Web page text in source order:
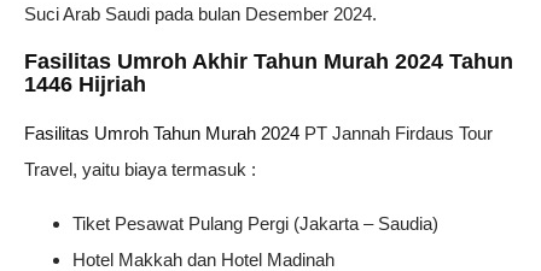
Suci Arab Saudi pada bulan Desember 2024.
Fasilitas Umroh Akhir Tahun Murah 2024 Tahun
1446 Hijriah
Fasilitas Umroh Tahun Murah 2024 PT Jannah Firdaus Tour
Travel, yaitu biaya termasuk :
Tiket Pesawat Pulang Pergi (Jakarta – Saudia)
Hotel Makkah dan Hotel Madinah